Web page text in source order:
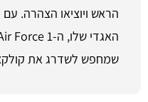
הראש ויוציאו הצהרה. עם
שמחפש לשדרג את